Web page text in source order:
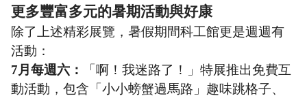
更多豐富多元的暑期活動與好康
除了上述精彩展覽，暑假期間科工館更是週週有
活動：
7月每週六：
「啊！我迷路了！」特展推出免費互
動活動，包含「小小螃蟹過馬路」趣味跳格子、